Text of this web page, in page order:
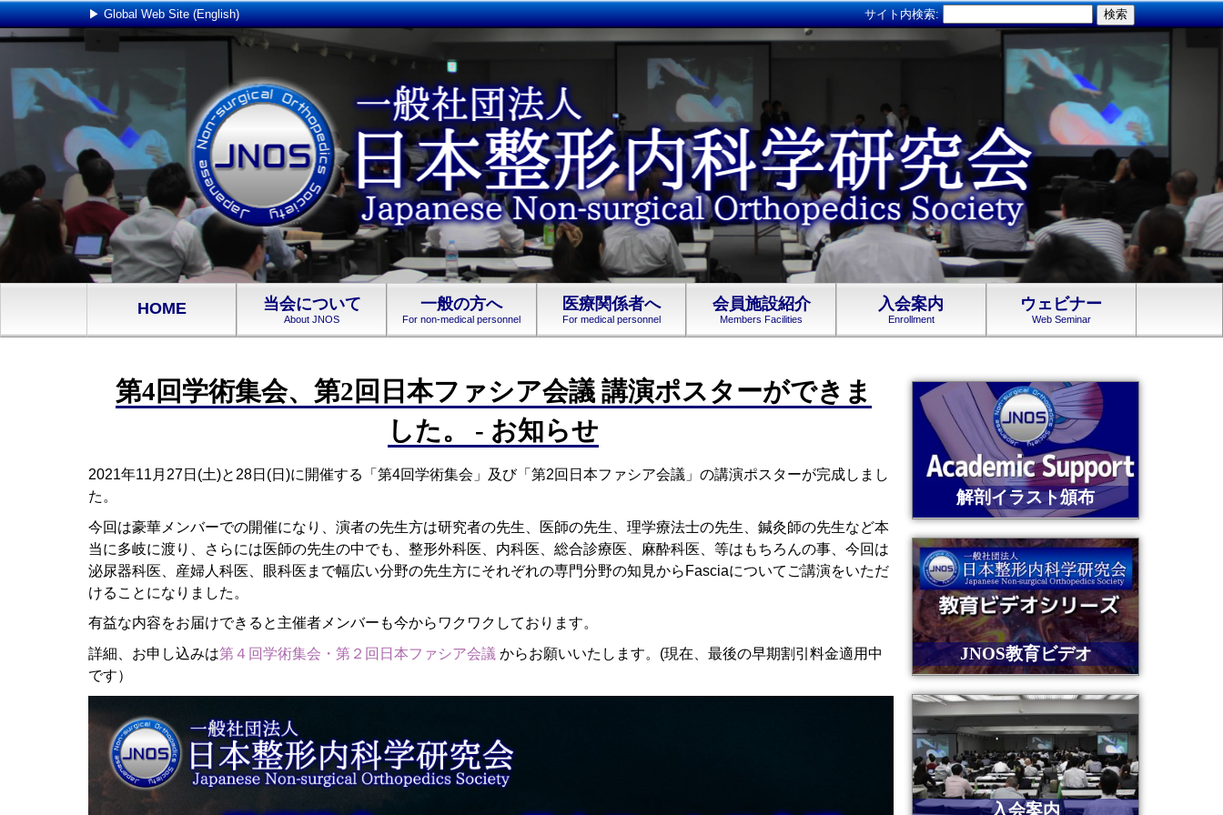
▶ Global Web Site (English) サイト内検索:
HOME 当会について
About JNOS
一般の方へ
For non-medical personnel
医療関係者へ
For medical personnel
会員施設紹介
Members Facilities
入会案内
Enrollment
ウェビナー
Web Seminar
第4回学術集会、第2回日本ファシア会議 講演ポスターができま
した。 - お知らせ
2021年11月27日(土)と28日(日)に開催する「第4回学術集会」及び「第2回日本ファシア会議」の講演ポスターが完成しまし
た。
今回は豪華メンバーでの開催になり、演者の先生方は研究者の先生、医師の先生、理学療法士の先生、鍼灸師の先生など本
当に多岐に渡り、さらには医師の先生の中でも、整形外科医、内科医、総合診療医、麻酔科医、等はもちろんの事、今回は
泌尿器科医、産婦人科医、眼科医まで幅広い分野の先生方にそれぞれの専門分野の知見からFasciaについてご講演をいただ
けることになりました。
有益な内容をお届けできると主催者メンバーも今からワクワクしております。
詳細、お申し込みは第４回学術集会・第２回日本ファシア会議 からお願いいたします。(現在、最後の早期割引料金適用中
です）
解剖イラスト頒布
JNOS教育ビデオ
入会案内